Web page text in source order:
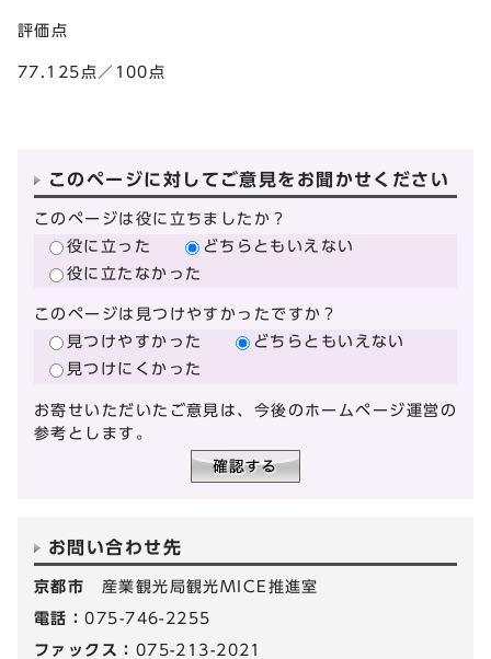
評価点
77.125点／100点
このページに対してご意見をお聞かせください
このページは役に立ちましたか？
役に立った
どちらともいえない
役に立たなかった
このページは見つけやすかったですか？
見つけやすかった
どちらともいえない
見つけにくかった
お寄せいただいたご意見は、今後のホームページ運営の
参考とします。
お問い合わせ先
京都市 産業観光局観光MICE推進室
電話：075-746-2255
ファックス： 075-213-2021